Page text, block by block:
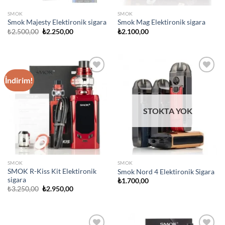
SMOK
Smok Majesty Elektironik sigara
₺2.500,00 Orijinal
₺2.250,00Şu
SMOK
Smok Mag Elektironik sigara
₺2.100,00
İndirim!
Add to
wishlist
SMOK
SMOK R-Kiss Kit Elektironik
sigara
₺3.250,00 Orijinal
₺2.950,00Şu
STOKTA YOK
SMOK
Smok Nord 4 Elektironik Sigara
₺1.700,00